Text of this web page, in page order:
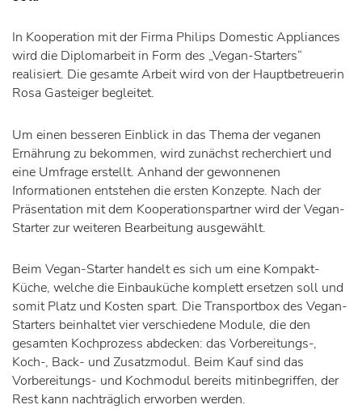
In Kooperation mit der Firma Philips Domestic Appliances
wird die Diplomarbeit in Form des „Vegan-Starters“
realisiert. Die gesamte Arbeit wird von der Hauptbetreuerin
Rosa Gasteiger begleitet.
Um einen besseren Einblick in das Thema der veganen
Ernährung zu bekommen, wird zunächst recherchiert und
eine Umfrage erstellt. Anhand der gewonnenen
Informationen entstehen die ersten Konzepte. Nach der
Präsentation mit dem Kooperationspartner wird der Vegan-
Starter zur weiteren Bearbeitung ausgewählt.
Beim Vegan-Starter handelt es sich um eine Kompakt-
Küche, welche die Einbauküche komplett ersetzen soll und
somit Platz und Kosten spart. Die Transportbox des Vegan-
Starters beinhaltet vier verschiedene Module, die den
gesamten Kochprozess abdecken: das Vorbereitungs-,
Koch-, Back- und Zusatzmodul. Beim Kauf sind das
Vorbereitungs- und Kochmodul bereits mitinbegriffen, der
Rest kann nachträglich erworben werden.